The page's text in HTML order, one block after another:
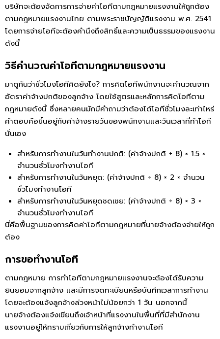
บริษัทจะต้องจัดการการจ่ายค่าโอทีตามกฎหมายแรงงานให้ถูกต้อง
ตามกฎหมายแรงงานไทย ตามพระราชบัญญัติแรงงาน พ.ศ. 2541
โดยการจ่ายโอทีจะต้องคำนึงถึงสิทธิ์และความเป็นธรรมของแรงงาน
ดังนี้
วิธีคำนวณค่าโอทีตามกฎหมายแรงงาน
มาดูกันว่าชั่วโมงโอทีคิดยังไง? การคิดโอทีพนักงานจะคำนวณจาก
อัตราค่าจ้างปกติของลูกจ้าง โดยใช้สูตรและหลักการคิดโอทีตาม
กฎหมายดังนี้ ซึ่งหลายคนมักมีคำถามว่าต้องได้โอทีชั่วโมงละเท่าไหร่
คำตอบคือขึ้นอยู่กับค่าจ้างรายวันของพนักงานและวันเวลาที่ทำโอที
นั่นเอง
สำหรับการทำงานในวันทำงานปกติ: (ค่าจ้างปกติ ÷ 8) × 1.5 ×
จำนวนชั่วโมงทำงานโอที
สำหรับการทำงานในวันหยุด: (ค่าจ้างปกติ ÷ 8) × 2 × จำนวน
ชั่วโมงทำงานโอที
สำหรับการทำงานในวันหยุดชดเชย: (ค่าจ้างปกติ ÷ 8) × 3 ×
จำนวนชั่วโมงทำงานโอที
นี่คือพื้นฐานของการคิดค่าโอทีตามกฎหมายที่นายจ้างต้องจ่ายให้ถูก
ต้อง
การขอทำงานโอที
ตามกฎหมาย การทําโอทีตามกฎหมายแรงงานจะต้องได้รับความ
ยินยอมจากลูกจ้าง และมีการจดทะเบียนหรือบันทึกเวลาการทำงาน
โดยจะต้องแจ้งลูกจ้างล่วงหน้าไม่น้อยกว่า 1 วัน นอกจากนี้
นายจ้างต้องแจ้งเขียนถึงเจ้าหน้าที่แรงงานในพื้นที่ที่มีสำนักงาน
แรงงานอยู่ให้ทราบเกี่ยวกับการให้ลูกจ้างทำงานโอที